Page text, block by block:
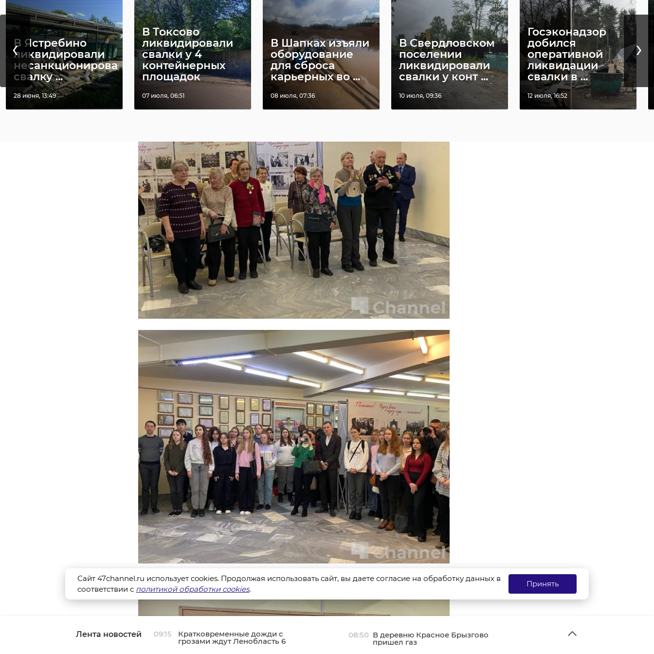
В Ястребино
ликвидировали
несанкционированную
свалку ...
28 июня, 13:49
В Токсово
ликвидировали
свалки у 4
контейнерных
площадок
07 июля, 06:51
В Шапках изъяли
оборудование
для сброса
карьерных во ...
08 июля, 07:36
В Свердловском
поселении
ликвидировали
свалки у конт ...
10 июля, 09:36
Госэконадзор
добился
оперативной
ликвидации
свалки в ...
12 июля, 16:52
‹ ›
Лента новостей 09:15 Кратковременные дожди с
грозами ждут Ленобласть 6
августа
08:50 В деревню Красное Брызгово
пришел газ
Сайт 47channel.ru использует cookies. Продолжая использовать сайт, вы даете согласие на обработку данных в
соответствии с политикой обработки cookies.
Принять